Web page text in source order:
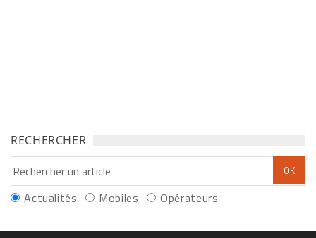
RECHERCHER
Actualités Mobiles Opérateurs